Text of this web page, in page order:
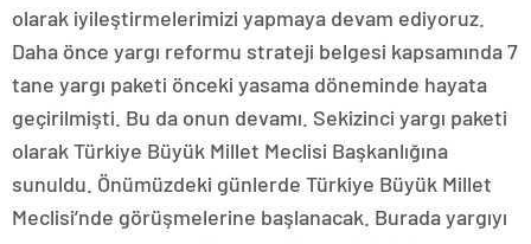
olarak iyileştirmelerimizi yapmaya devam ediyoruz.
Daha önce yargı reformu strateji belgesi kapsamında 7
tane yargı paketi önceki yasama döneminde hayata
geçirilmişti. Bu da onun devamı. Sekizinci yargı paketi
olarak Türkiye Büyük Millet Meclisi Başkanlığına
sunuldu. Önümüzdeki günlerde Türkiye Büyük Millet
Meclisi’nde görüşmelerine başlanacak. Burada yargıyı